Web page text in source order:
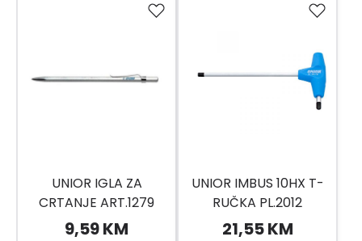
UNIOR IGLA ZA
CRTANJE ART.1279
UNIOR U1279
9,59 KM
UNIOR IMBUS 10HX T-
RUČKA PL.2012
21,55 KM